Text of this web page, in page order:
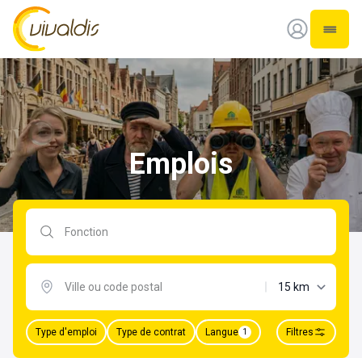
Vivaldis Interim
Ouvrir
Emplois
Rechercher par fonction
distance
Type d'emploi Type de contrat Langue 1 Filtres